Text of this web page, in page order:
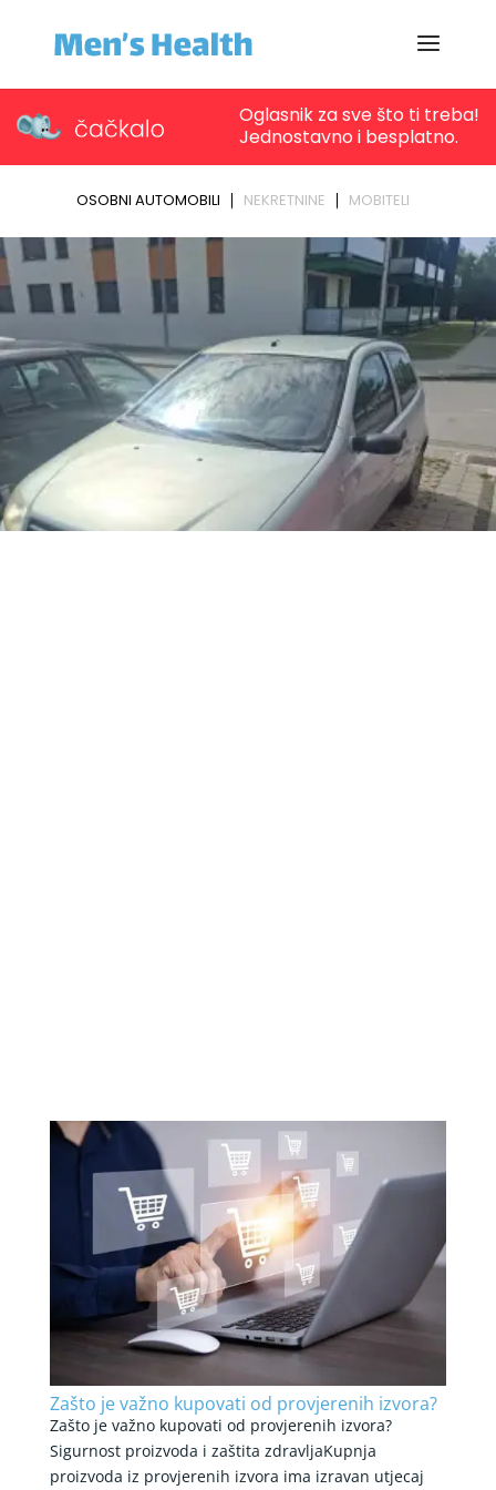
Zašto je važno kupovati od provjerenih izvora?
Zašto je važno kupovati od provjerenih izvora?
Sigurnost proizvoda i zaštita zdravljaKupnja
proizvoda iz provjerenih izvora ima izravan utjecaj